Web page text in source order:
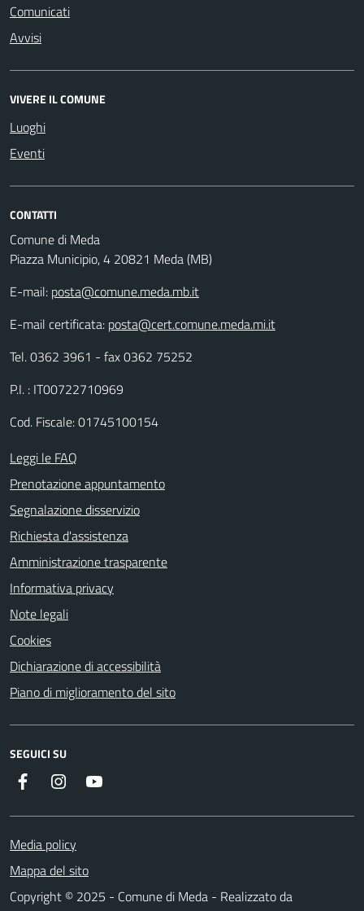
Comunicati
Avvisi
VIVERE IL COMUNE
Luoghi
Eventi
CONTATTI
Comune di Meda
Piazza Municipio, 4 20821 Meda (MB)
E-mail: posta@comune.meda.mb.it
E-mail certificata: posta@cert.comune.meda.mi.it
Tel. 0362 3961 - fax 0362 75252
P.I. : IT00722710969
Cod. Fiscale: 01745100154
Leggi le FAQ
Prenotazione appuntamento
Segnalazione disservizio
Richiesta d'assistenza
Amministrazione trasparente
Informativa privacy
Note legali
Cookies
Dichiarazione di accessibilità
Piano di miglioramento del sito
SEGUICI SU
InstagramYouTube
Media policy
Mappa del sito
Copyright © 2025 - Comune di Meda - Realizzato da